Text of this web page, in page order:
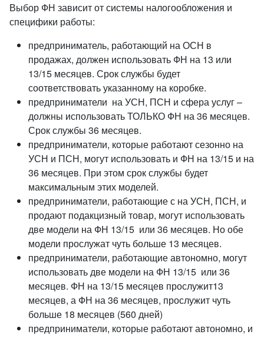
Выбор ФН зависит от системы налогообложения и
специфики работы:
предприниматель, работающий на ОСН в
продажах, должен использовать ФН на 13 или
13/15 месяцев. Срок службы будет
соответствовать указанному на коробке.
предприниматели на УСН, ПСН и сфера услуг –
должны использовать ТОЛЬКО ФН на 36 месяцев.
Срок службы 36 месяцев.
предприниматели, которые работают сезонно на
УСН и ПСН, могут использовать и ФН на 13/15 и на
36 месяцев. При этом срок службы будет
максимальным этих моделей.
предприниматели, работающие с на УСН, ПСН, и
продают подакцизный товар, могут использовать
две модели на ФН 13/15 или 36 месяцев. Но обе
модели прослужат чуть больше 13 месяцев.
предприниматели, работающие автономно, могут
использовать две модели на ФН 13/15 или 36
месяцев. ФН на 13/15 месяцев прослужит13
месяцев, а ФН на 36 месяцев, прослужит чуть
больше 18 месяцев (560 дней)
предприниматели, которые работают автономно, и